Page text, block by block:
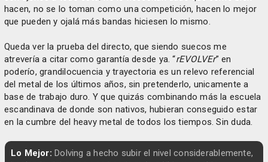
hacen, no se lo toman como una competición, hacen lo mejor
que pueden y ojalá más bandas hiciesen lo mismo.
Queda ver la prueba del directo, que siendo suecos me
atrevería a citar como garantía desde ya. “rEVOLVEr” en
poderío, grandilocuencia y trayectoria es un relevo referencial
del metal de los últimos años, sin pretenderlo, unicamente a
base de trabajo duro. Y que quizás combinando más la escuela
escandinava de donde son nativos, hubieran conseguido estar
en la cumbre del heavy metal de todos los tiempos. Sin duda.
Lo Mejor: Dolving a hecho subir el nivel considerablemente,